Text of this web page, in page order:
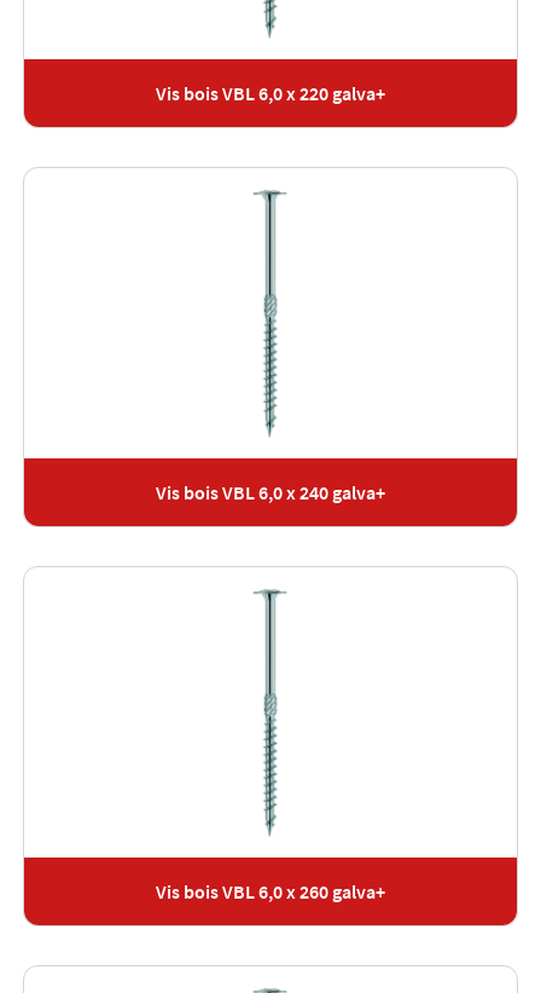
Vis bois VBL 6,0 x 220 galva+
Vis bois VBL 6,0 x 240 galva+
Vis bois VBL 6,0 x 260 galva+